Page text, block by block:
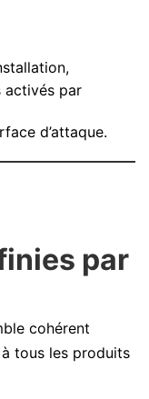
activés par
d’attaque.
par
cohérent
tous les produits